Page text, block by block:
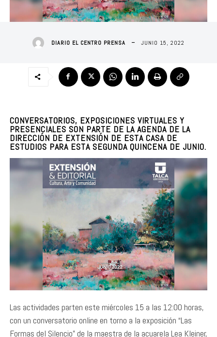
DIARIO EL CENTRO PRENSA JUNIO 15, 2022
CONVERSATORIOS, EXPOSICIONES VIRTUALES Y
PRESENCIALES SON PARTE DE LA AGENDA DE LA
DIRECCIÓN DE EXTENSIÓN DE ESTA CASA DE
ESTUDIOS PARA ESTA SEGUNDA QUINCENA DE JUNIO.
Las actividades parten este miércoles 15 a las 12:00 horas,
con un conversatorio online en torno a la exposición “Las
Formas del Silencio” de la maestra de la acuarela Lea Kleiner,